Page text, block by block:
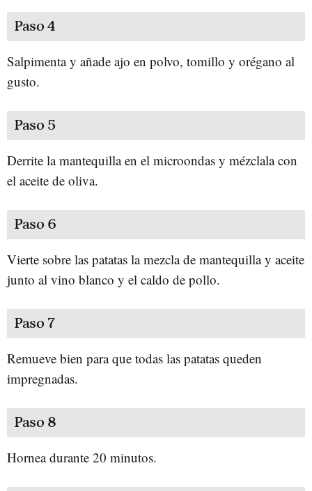
Paso 4
Salpimenta y añade ajo en polvo, tomillo y orégano al
gusto.
Paso 5
Derrite la mantequilla en el microondas y mézclala con
el aceite de oliva.
Paso 6
Vierte sobre las patatas la mezcla de mantequilla y aceite
junto al vino blanco y el caldo de pollo.
Paso 7
Remueve bien para que todas las patatas queden
impregnadas.
Paso 8
Hornea durante 20 minutos.